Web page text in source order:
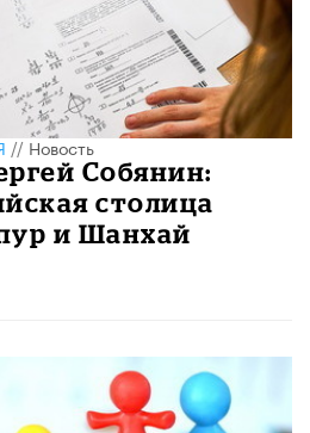
//Новость
Собянин:
столица
и Шанхай